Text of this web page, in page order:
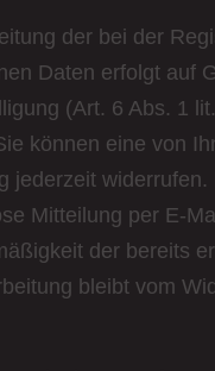
der bei der
Daten erfolgt auf
(Art. 6 Abs. 1
können eine von
jederzeit widerrufen.
Mitteilung per E-
der bereits
bleibt vom